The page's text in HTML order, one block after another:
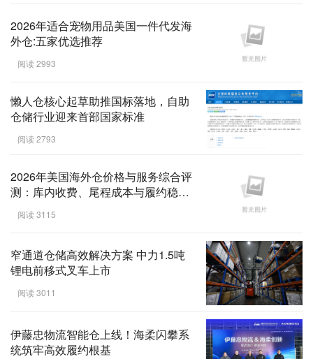
2026年适合宠物用品美国一件代发海
外仓:五家优选推荐
阅读 2993
懒人仓核心起草助推国标落地，自助
仓储行业迎来首部国家标准
阅读 2793
2026年美国海外仓价格与服务综合评
测：库内收费、尾程成本与履约稳定
性横向对比
阅读 3115
窄通道仓储高效解决方案 中力1.5吨
锂电前移式叉车上市
阅读 3011
伊藤忠物流智能仓上线！海柔闪攀系
统筑牢高效履约根基